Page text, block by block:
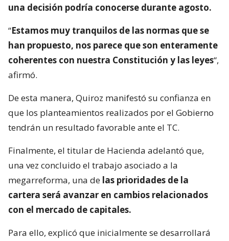
una decisión podría conocerse durante agosto.
“Estamos muy tranquilos de las normas que se
han propuesto, nos parece que son enteramente
coherentes con nuestra Constitución y las leyes“,
afirmó.
De esta manera, Quiroz manifestó su confianza en
que los planteamientos realizados por el Gobierno
tendrán un resultado favorable ante el TC.
Finalmente, el titular de Hacienda adelantó que,
una vez concluido el trabajo asociado a la
megarreforma, una de las prioridades de la
cartera será avanzar en cambios relacionados
con el mercado de capitales.
Para ello, explicó que inicialmente se desarrollará